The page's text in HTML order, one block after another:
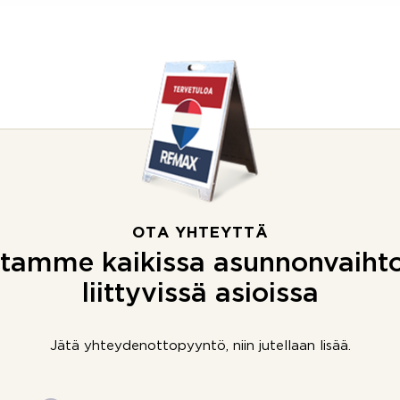
OTA YHTEYTTÄ
kaikissa
liittyvissä asioissa
Jätä yhteydenottopyyntö, niin jutellaan lisää.